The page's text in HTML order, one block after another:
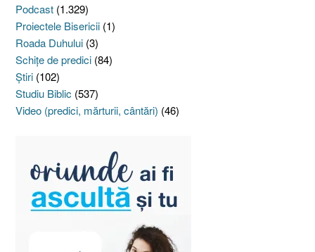
Podcast (1.329)
Proiectele Bisericii (1)
Roada Duhului (3)
Schiţe de predici (84)
Ştiri (102)
Studiu Biblic (537)
Video (predici, mărturii, cântări) (46)